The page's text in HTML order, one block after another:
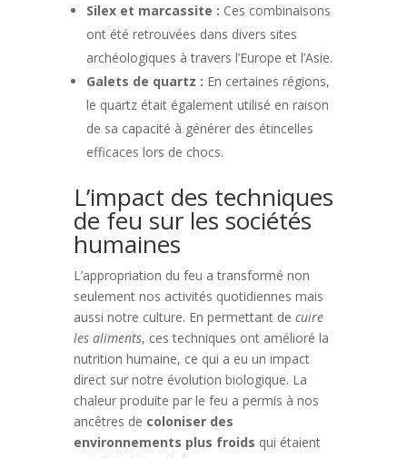
Silex et marcassite : Ces combinaisons
ont été retrouvées dans divers sites
archéologiques à travers l’Europe et l’Asie.
Galets de quartz : En certaines régions,
le quartz était également utilisé en raison
de sa capacité à générer des étincelles
efficaces lors de chocs.
L’impact des techniques
de feu sur les sociétés
humaines
L’appropriation du feu a transformé non
seulement nos activités quotidiennes mais
aussi notre culture. En permettant de cuire
les aliments, ces techniques ont amélioré la
nutrition humaine, ce qui a eu un impact
direct sur notre évolution biologique. La
chaleur produite par le feu a permis à nos
ancêtres de coloniser des
environnements plus froids qui étaient